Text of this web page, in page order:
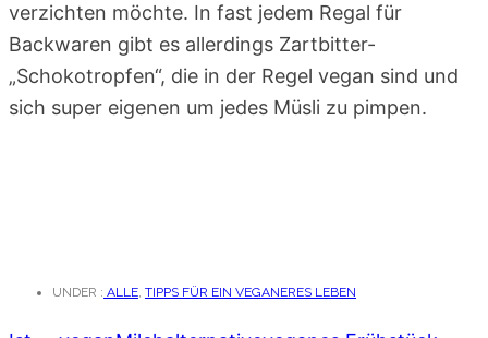
verzichten möchte. In fast jedem Regal für
Backwaren gibt es allerdings Zartbitter-
„Schokotropfen“, die in der Regel vegan sind und
sich super eigenen um jedes Müsli zu pimpen.
UNDER : ALLE, TIPPS FÜR EIN VEGANERES LEBEN